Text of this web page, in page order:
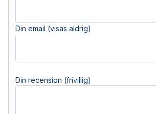
Din email (visas aldrig)
Din recension (frivillig)